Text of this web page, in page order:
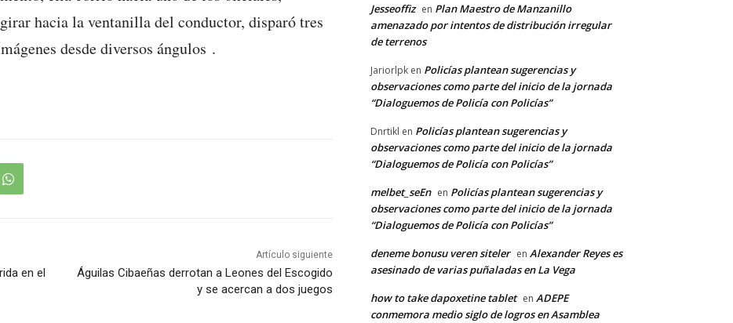
hacia la ventanilla del conductor, disparó tres
desde diversos ángulos .
en el
Artículo siguiente
Águilas Cibaeñas derrotan a Leones del Escogido
y se acercan a dos juegos
Jesseoffiz en Plan Maestro de Manzanillo
amenazado por intentos de distribución irregular
de terrenos
Jariorlpk en Policías plantean sugerencias y
observaciones como parte del inicio de la jornada
“Dialoguemos de Policía con Policías”
Dnrtikl en Policías plantean sugerencias y
observaciones como parte del inicio de la jornada
“Dialoguemos de Policía con Policías”
melbet_seEn en Policías plantean sugerencias y
observaciones como parte del inicio de la jornada
“Dialoguemos de Policía con Policías”
deneme bonusu veren siteler en Alexander Reyes es
asesinado de varias puñaladas en La Vega
how to take dapoxetine tablet en ADEPE
conmemora medio siglo de logros en Asamblea